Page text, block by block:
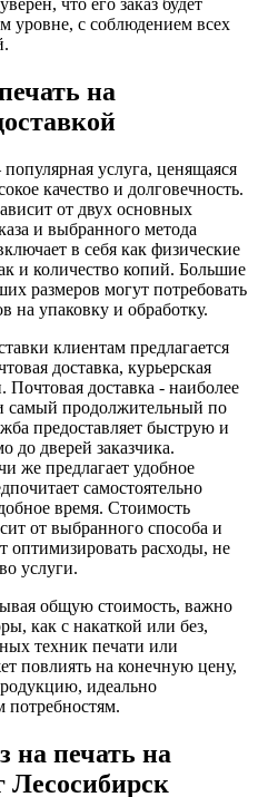
что его заказ будет
уровне, с соблюдением всех
на
услуга, ценящаяся
качество и долговечность.
от двух основных
и выбранного метода
в себя как физические
и количество копий. Большие
размеров могут потребовать
на упаковку и обработку.
клиентам предлагается
доставка, курьерская
доставка - наиболее
самый продолжительный по
предоставляет быструю и
до дверей заказчика.
же предлагает удобное
самостоятельно
время. Стоимость
от выбранного способа и
оптимизировать расходы, не
услуги.
общую стоимость, важно
как с накаткой или без,
техник печати или
повлиять на конечную цену,
идеально
на печать на
Лесосибирск